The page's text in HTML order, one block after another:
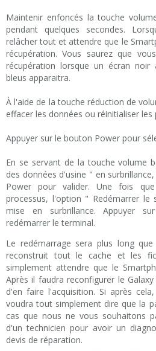
Maintenir enfoncés la touche
pendant quelques secondes.
relâcher tout et attendre que le
récupération. Vous saurez que
récupération lorsque un écran
bleus apparaitra.
À l'aide de la touche réduction de
effacer les données ou réinitialiser
Appuyer sur le bouton Power pour
En se servant de la touche volume
des données d'usine " en
Power pour valider. Une fois
processus, l'option " Redémarrer le
mise en surbrillance. Appuyer
redémarrer le terminal.
Le redémarrage sera plus long
reconstruit tout le cache et les
simplement attendre que le
Après il faudra reconfigurer le
d'en faire l'acquisition. Si après
voudra tout simplement dire que la
cas que nous ne vous souhaitons
d'un technicien pour avoir un
devis de réparation.